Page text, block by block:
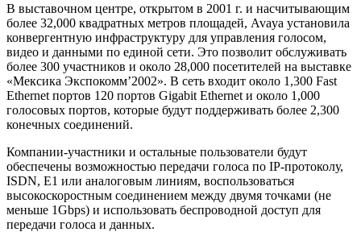
В выставочном центре, открытом в 2001 г. и насчитывающим
более 32,000 квадратных метров площадей, Avaya установила
конвергентную инфраструктуру для управления голосом,
видео и данными по единой сети. Это позволит обслуживать
более 300 участников и около 28,000 посетителей на выставке
«Мексика Экспокомм’2002». В сеть входит около 1,300 Fast
Ethernet портов 120 портов Gigabit Ethernet и около 1,000
голосовых портов, которые будут поддерживать более 2,300
конечных соединений.
Компании-участники и остальные пользователи будут
обеспечены возможностью передачи голоса по IP-протоколу,
ISDN, E1 или аналоговым линиям, воспользоваться
высокоскоростным соединением между двумя точками (не
меньше 1Gbps) и использовать беспроводной доступ для
передачи голоса и данных.